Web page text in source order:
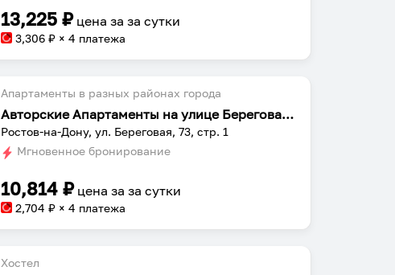
13,225 ₽ цена заза сутки
3,306 ₽ × 4 платежа
Апартаменты в разных районах города
Авторские Апартаменты на улице Береговая 73 строение 1
Ростов-на-Дону, ул. Береговая, 73, стр. 1
Мгновенное бронирование
10,814 ₽ цена заза сутки
2,704 ₽ × 4 платежа
Хостел